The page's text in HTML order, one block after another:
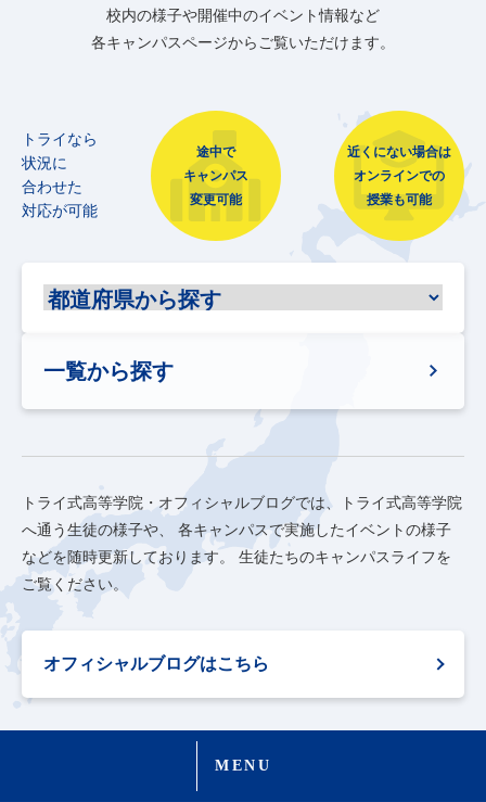
校内の様子や開催中のイベント情報など
各キャンパスページからご覧いただけます。
トライなら
状況に
合わせた
対応が可能
途中で
キャンパス
変更可能
近くにない場合は
オンラインでの
授業も可能
一覧から探す
トライ式高等学院・オフィシャルブログでは、トライ式高等学院
へ通う生徒の様子や、
各キャンパスで実施したイベントの様子
などを随時更新しております。
生徒たちのキャンパスライフを
ご覧ください。
オフィシャルブログはこちら
MENU